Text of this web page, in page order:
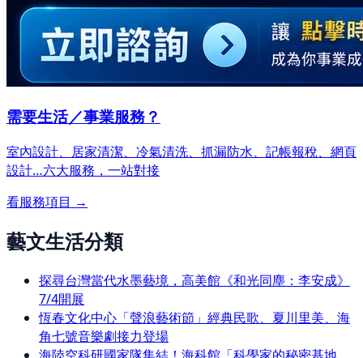
需要生活／事業服務？
室內設計、居家清潔、冷氣清洗、抓漏防水、記帳報稅、網頁
設計…六大服務，一站對接
看服務項目 →
藝文生活分類
探尋台灣當代水墨藝境，高美館《和光同塵：李安成》
7/4開展
恆春文化中心「聲浪藝術節」經典民歌、夏川里美、海
角七號音樂劇接力登場